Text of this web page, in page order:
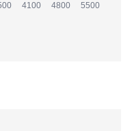
4100 4800 5500